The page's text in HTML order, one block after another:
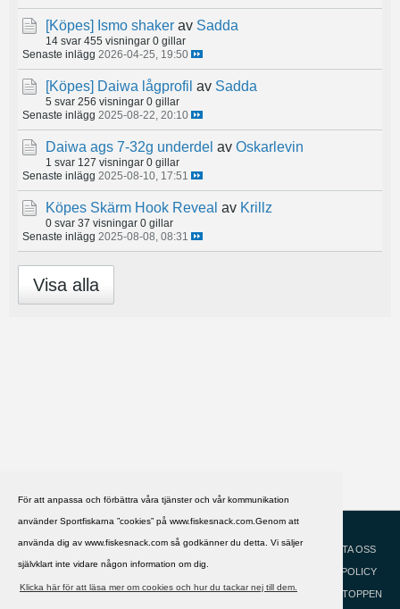
För att anpassa och förbättra våra tjänster och vår kommunikation
använder Sportfiskarna ”cookies” på www.fiskesnack.com.Genom att
använda dig av www.fiskesnack.com så godkänner du detta. Vi säljer
självklart inte vidare någon information om dig.
Klicka här för att läsa mer om cookies och hur du tackar nej till dem.
[Köpes] Ismo shaker av Sadda
14 svar 455 visningar 0 gillar
Senaste inlägg 2026-04-25, 19:50
[Köpes] Daiwa lågprofil av Sadda
5 svar 256 visningar 0 gillar
Senaste inlägg 2025-08-22, 20:10
Daiwa ags 7-32g underdel av Oskarlevin
1 svar 127 visningar 0 gillar
Senaste inlägg 2025-08-10, 17:51
Köpes Skärm Hook Reveal av Krillz
0 svar 37 visningar 0 gillar
Senaste inlägg 2025-08-08, 08:31
Visa alla
HJÄLP
KONTAKTA OSS
COOKIEPOLICY
GÅ TILL TOPPEN